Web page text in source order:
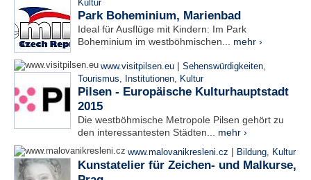
Kultur
Park Boheminium, Marienbad
Ideal für Ausflüge mit Kindern: Im Park
Boheminium im westböhmischen... mehr ›
www.visitpilsen.eu | Sehenswürdigkeiten,
Tourismus, Institutionen, Kultur
Pilsen - Europäische Kulturhauptstadt
2015
Die westböhmische Metropole Pilsen gehört zu
den interessantesten Städten... mehr ›
www.malovanikresleni.cz | Bildung, Kultur
Kunstatelier für Zeichen- und Malkurse,